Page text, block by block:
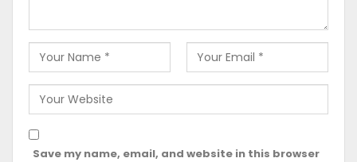
Save my name, email, and website in this browser